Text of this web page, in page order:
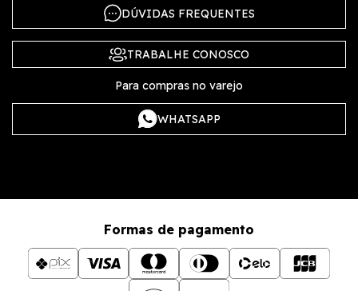
DÚVIDAS FREQUENTES
TRABALHE CONOSCO
Para compras no varejo
WHATSAPP
Formas de pagamento